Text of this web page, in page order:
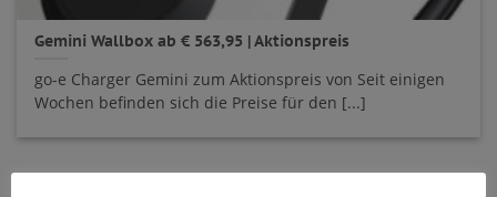
Gemini Wallbox ab € 563,95 | Aktionspreis
go-e Charger Gemini zum Aktionspreis von Seit einigen
Wochen befinden sich die Preise für den [...]